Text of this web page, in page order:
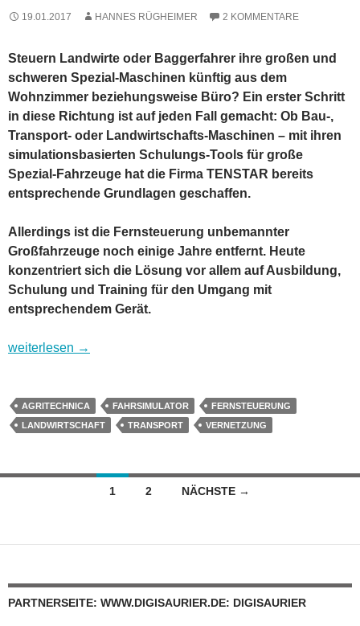
19.01.2017 HANNES RÜGHEIMER 2 KOMMENTARE
Steuern Landwirte oder Baggerfahrer ihre großen und
schweren Spezial-Maschinen künftig aus dem
Wohnzimmer beziehungsweise Büro? Ein erster Schritt
in diese Richtung ist auf jeden Fall gemacht: Ob Bau-,
Transport- oder Landwirtschafts-Maschinen – mit ihren
simulationsbasierten Schulungs-Tools für große
Spezial-Fahrzeuge hat die Firma TENSTAR bereits
entsprechende Grundlagen geschaffen.
Allerdings ist die Fernsteuerung unbemannter
Großfahrzeuge noch einige Jahre entfernt. Heute
konzentriert sich die Lösung vor allem auf Ausbildung,
Schulung und Training für den Umgang mit
entsprechendem Gerät.
Fahrsimulator für schweres Gerät
weiterlesen →
AGRITECHNICA FAHRSIMULATOR
FERNSTEUERUNG
LANDWIRTSCHAFT
TRANSPORT VERNETZUNG
Beitragsnavigation
1 2 NÄCHSTE →
PARTNERSEITE: WWW.DIGISAURIER.DE: DIGISAURIER